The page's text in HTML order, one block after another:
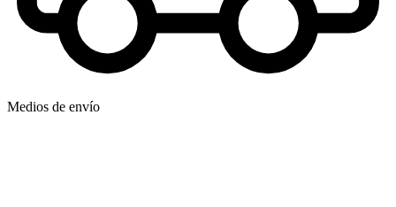
Medios de envío